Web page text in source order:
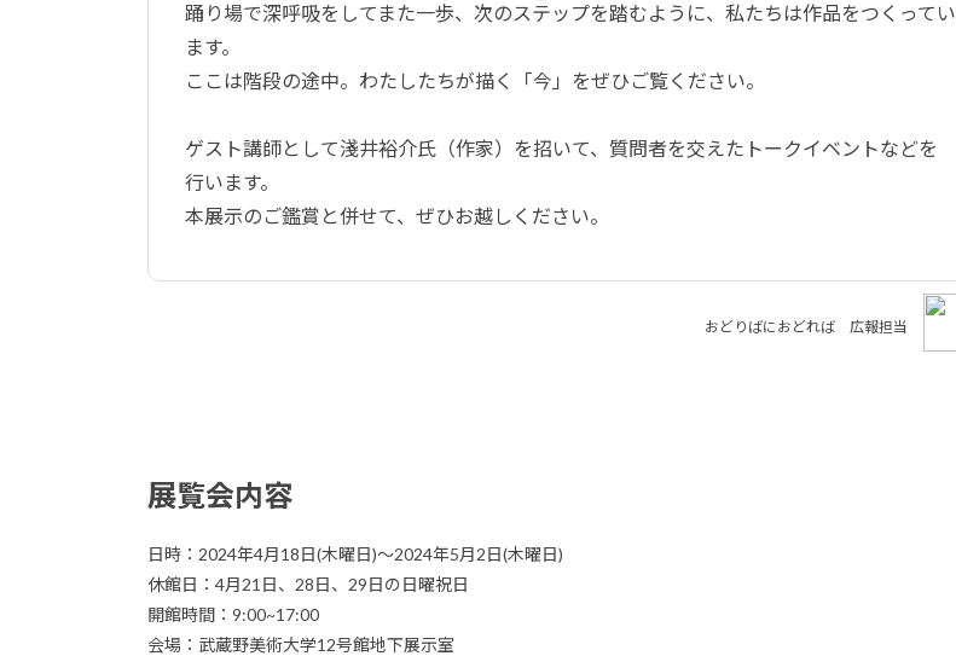
踊り場で深呼吸をしてまた一歩、次のステップを踏むように、私たちは作品をつくってい
ます。
ここは階段の途中。わたしたちが描く「今」をぜひご覧ください。
ゲスト講師として淺井裕介氏（作家）を招いて、質問者を交えたトークイベントなどを
行います。
本展示のご鑑賞と併せて、ぜひお越しください。
おどりばにおどれば 広報担当
展覧会内容
日時：2024年4月18日(木曜日)〜2024年5月2日(木曜日)
休館日：4月21日、28日、29日の日曜祝日
開館時間：9:00~17:00
会場：武蔵野美術大学12号館地下展示室